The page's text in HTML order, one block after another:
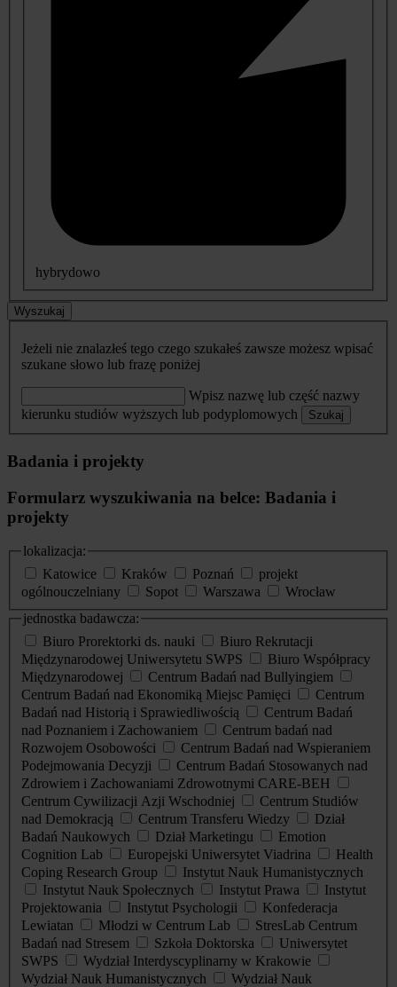
hybrydowo
Wyszukaj
Jeżeli nie znalazłeś tego czego szukałeś zawsze możesz wpisać
szukane słowo lub frazę poniżej
Wpisz nazwę lub część nazwy
kierunku studiów wyższych lub podyplomowych
Szukaj
Badania i projekty
Formularz wyszukiwania na belce: Badania i
projekty
lokalizacja:
Katowice
Kraków Poznań
projekt
ogólnouczelniany
Sopot Warszawa
Wrocław
jednostka badawcza:
Biuro Prorektorki ds. nauki
Biuro Rekrutacji
Międzynarodowej Uniwersytetu SWPS
Biuro Współpracy
Międzynarodowej
Centrum Badań nad Bullyingiem
Centrum Badań nad Ekonomiką Miejsc Pamięci
Centrum
Badań nad Historią i Sprawiedliwością
Centrum Badań
nad Poznaniem i Zachowaniem
Centrum badań nad
Rozwojem Osobowości
Centrum Badań nad Wspieraniem
Podejmowania Decyzji
Centrum Badań Stosowanych nad
Zdrowiem i Zachowaniami Zdrowotnymi CARE-BEH
Centrum Cywilizacji Azji Wschodniej
Centrum Studiów
nad Demokracją
Centrum Transferu Wiedzy
Dział
Badań Naukowych
Dział Marketingu
Emotion
Cognition Lab
Europejski Uniwersytet Viadrina
Health
Coping Research Group
Instytut Nauk Humanistycznych
Instytut Nauk Społecznych
Instytut Prawa
Instytut
Projektowania
Instytut Psychologii
Konfederacja
Lewiatan
Młodzi w Centrum Lab
StresLab Centrum
Badań nad Stresem
Szkoła Doktorska
Uniwersytet
SWPS
Wydział Interdyscyplinarny w Krakowie
Wydział Nauk Humanistycznych
Wydział Nauk